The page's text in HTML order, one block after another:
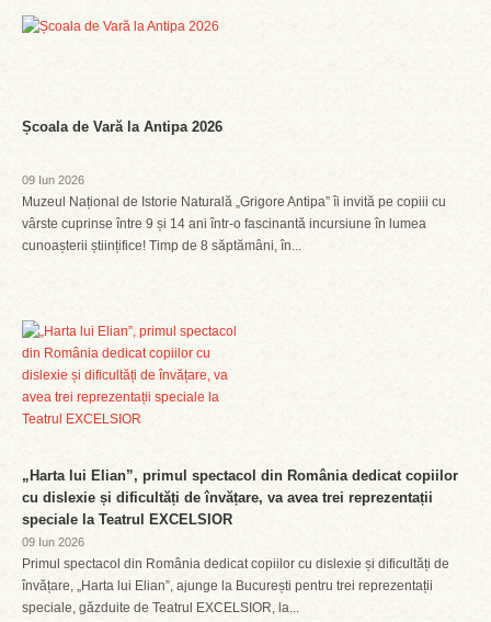
Școala de Vară la Antipa 2026
09 Iun 2026
Muzeul Național de Istorie Naturală „Grigore Antipa” îi invită pe copiii cu
vârste cuprinse între 9 și 14 ani într-o fascinantă incursiune în lumea
cunoașterii științifice! Timp de 8 săptămâni, în...
„Harta lui Elian”, primul spectacol din România dedicat copiilor
cu dislexie și dificultăți de învățare, va avea trei reprezentații
speciale la Teatrul EXCELSIOR
09 Iun 2026
Primul spectacol din România dedicat copiilor cu dislexie și dificultăți de
învățare, „Harta lui Elian”, ajunge la București pentru trei reprezentații
speciale, găzduite de Teatrul EXCELSIOR, la...